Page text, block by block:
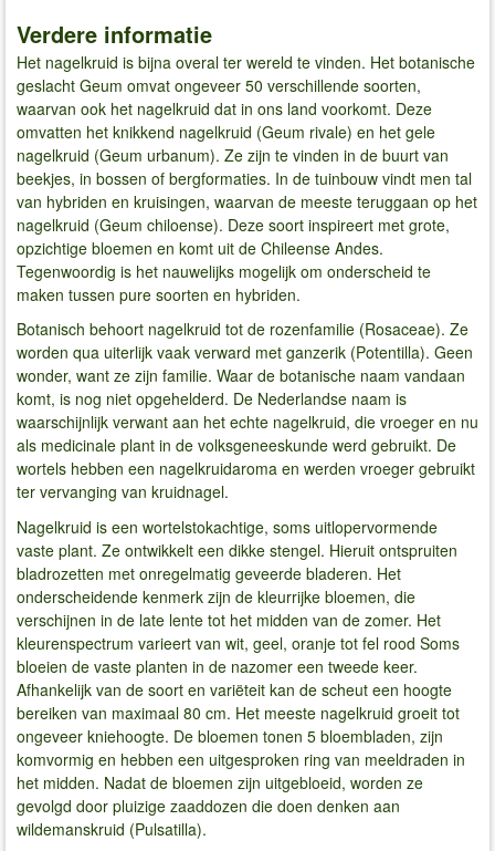
Verdere informatie
Het nagelkruid is bijna overal ter wereld te vinden. Het botanische
geslacht Geum omvat ongeveer 50 verschillende soorten,
waarvan ook het nagelkruid dat in ons land voorkomt. Deze
omvatten het knikkend nagelkruid (Geum rivale) en het gele
nagelkruid (Geum urbanum). Ze zijn te vinden in de buurt van
beekjes, in bossen of bergformaties. In de tuinbouw vindt men tal
van hybriden en kruisingen, waarvan de meeste teruggaan op het
nagelkruid (Geum chiloense). Deze soort inspireert met grote,
opzichtige bloemen en komt uit de Chileense Andes.
Tegenwoordig is het nauwelijks mogelijk om onderscheid te
maken tussen pure soorten en hybriden.
Botanisch behoort nagelkruid tot de rozenfamilie (Rosaceae). Ze
worden qua uiterlijk vaak verward met ganzerik (Potentilla). Geen
wonder, want ze zijn familie. Waar de botanische naam vandaan
komt, is nog niet opgehelderd. De Nederlandse naam is
waarschijnlijk verwant aan het echte nagelkruid, die vroeger en nu
als medicinale plant in de volksgeneeskunde werd gebruikt. De
wortels hebben een nagelkruidaroma en werden vroeger gebruikt
ter vervanging van kruidnagel.
Nagelkruid is een wortelstokachtige, soms uitlopervormende
vaste plant. Ze ontwikkelt een dikke stengel. Hieruit ontspruiten
bladrozetten met onregelmatig geveerde bladeren. Het
onderscheidende kenmerk zijn de kleurrijke bloemen, die
verschijnen in de late lente tot het midden van de zomer. Het
kleurenspectrum varieert van wit, geel, oranje tot fel rood Soms
bloeien de vaste planten in de nazomer een tweede keer.
Afhankelijk van de soort en variëteit kan de scheut een hoogte
bereiken van maximaal 80 cm. Het meeste nagelkruid groeit tot
ongeveer kniehoogte. De bloemen tonen 5 bloembladen, zijn
komvormig en hebben een uitgesproken ring van meeldraden in
het midden. Nadat de bloemen zijn uitgebloeid, worden ze
gevolgd door pluizige zaaddozen die doen denken aan
wildemanskruid (Pulsatilla).